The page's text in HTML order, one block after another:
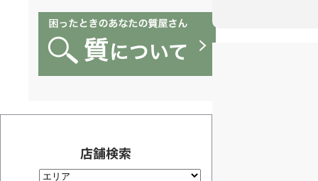
店舗検索